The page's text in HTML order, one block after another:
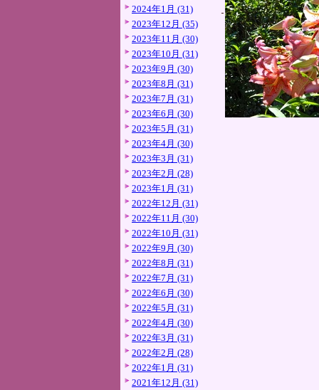
2024年1月 (31)
2023年12月 (35)
2023年11月 (30)
2023年10月 (31)
2023年9月 (30)
2023年8月 (31)
2023年7月 (31)
2023年6月 (30)
2023年5月 (31)
2023年4月 (30)
2023年3月 (31)
2023年2月 (28)
2023年1月 (31)
2022年12月 (31)
2022年11月 (30)
2022年10月 (31)
2022年9月 (30)
2022年8月 (31)
2022年7月 (31)
2022年6月 (30)
2022年5月 (31)
2022年4月 (30)
2022年3月 (31)
2022年2月 (28)
2022年1月 (31)
2021年12月 (31)